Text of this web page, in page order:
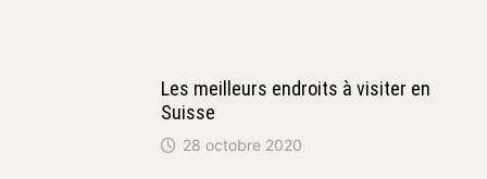
Les meilleurs endroits à visiter en
Suisse
28 octobre 2020